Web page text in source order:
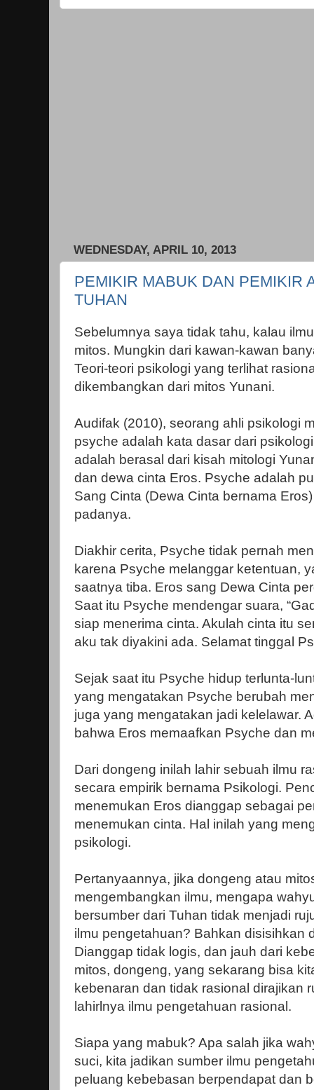
WEDNESDAY, APRIL 10, 2013
PEMIKIR MABUK DAN PEMIKIR
TUHAN
Sebelumnya saya tidak tahu, kalau
mitos. Mungkin dari kawan-kawan
Teori-teori psikologi yang terlihat
dikembangkan dari mitos Yunani.
Audifak (2010), seorang ahli psikologi
psyche adalah kata dasar dari
adalah berasal dari kisah mitologi
dan dewa cinta Eros. Psyche adalah
Sang Cinta (Dewa Cinta bernama
padanya.
Diakhir cerita, Psyche tidak pernah
karena Psyche melanggar ketentuan,
saatnya tiba. Eros sang Dewa Cinta
Saat itu Psyche mendengar suara,
siap menerima cinta. Akulah cinta itu
aku tak diyakini ada. Selamat tinggal
Sejak saat itu Psyche hidup terlunta-
yang mengatakan Psyche berubah
juga yang mengatakan jadi kelelawar.
bahwa Eros memaafkan Psyche dan
Dari dongeng inilah lahir sebuah ilmu
secara empirik bernama Psikologi.
menemukan Eros dianggap sebagai
menemukan cinta. Hal inilah yang
psikologi.
Pertanyaannya, jika dongeng atau
mengembangkan ilmu, mengapa
bersumber dari Tuhan tidak menjadi
ilmu pengetahuan? Bahkan disisihkan
Dianggap tidak logis, dan jauh dari
mitos, dongeng, yang sekarang bisa
kebenaran dan tidak rasional dirajikan
lahirlnya ilmu pengetahuan rasional.
Siapa yang mabuk? Apa salah jika
suci, kita jadikan sumber ilmu
peluang kebebasan berpendapat dan